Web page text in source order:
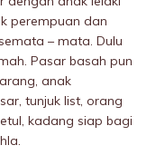
perempuan dan
– mata. Dulu
Pasar basah pun
anak
tunjuk list, orang
kadang siap bagi